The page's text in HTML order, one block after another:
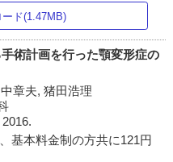
ド(1.47MB)
術計画を行った顎変形症の
章夫, 猪田浩理
基本料金制の方共に121円